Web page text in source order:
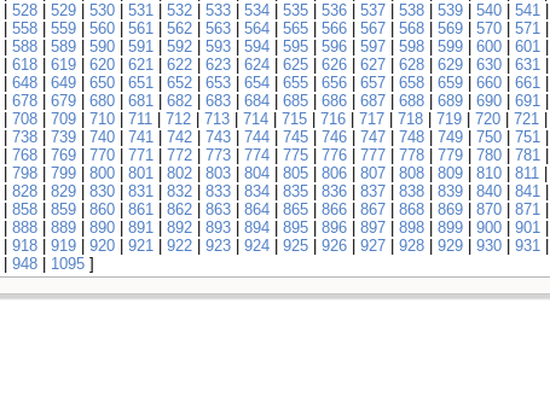
| 528 | 529 | 530 | 531 | 532 | 533 | 534 | 535 | 536 | 537 | 538 | 539 | 540 | 541 |
| 558 | 559 | 560 | 561 | 562 | 563 | 564 | 565 | 566 | 567 | 568 | 569 | 570 | 571 |
| 588 | 589 | 590 | 591 | 592 | 593 | 594 | 595 | 596 | 597 | 598 | 599 | 600 | 601 |
| 618 | 619 | 620 | 621 | 622 | 623 | 624 | 625 | 626 | 627 | 628 | 629 | 630 | 631 |
| 648 | 649 | 650 | 651 | 652 | 653 | 654 | 655 | 656 | 657 | 658 | 659 | 660 | 661 |
| 678 | 679 | 680 | 681 | 682 | 683 | 684 | 685 | 686 | 687 | 688 | 689 | 690 | 691 |
| 708 | 709 | 710 | 711 | 712 | 713 | 714 | 715 | 716 | 717 | 718 | 719 | 720 | 721 |
| 738 | 739 | 740 | 741 | 742 | 743 | 744 | 745 | 746 | 747 | 748 | 749 | 750 | 751 |
| 768 | 769 | 770 | 771 | 772 | 773 | 774 | 775 | 776 | 777 | 778 | 779 | 780 | 781 |
| 798 | 799 | 800 | 801 | 802 | 803 | 804 | 805 | 806 | 807 | 808 | 809 | 810 | 811 |
| 828 | 829 | 830 | 831 | 832 | 833 | 834 | 835 | 836 | 837 | 838 | 839 | 840 | 841 |
| 858 | 859 | 860 | 861 | 862 | 863 | 864 | 865 | 866 | 867 | 868 | 869 | 870 | 871 |
| 888 | 889 | 890 | 891 | 892 | 893 | 894 | 895 | 896 | 897 | 898 | 899 | 900 | 901 |
| 918 | 919 | 920 | 921 | 922 | 923 | 924 | 925 | 926 | 927 | 928 | 929 | 930 | 931 |
| 948 | 1095 ]